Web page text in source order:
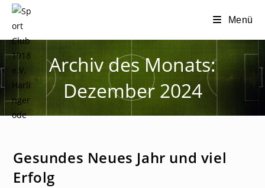
Zum
Inhalt
springen
Menü
Archiv des Monats:
Dezember 2024
Gesundes Neues Jahr und viel
Erfolg